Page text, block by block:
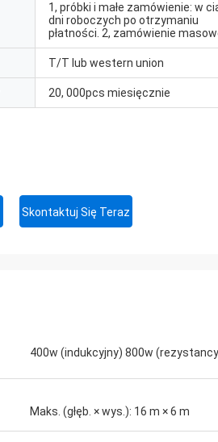
1, próbki i małe zamówienie: w
dni roboczych po otrzymaniu
płatności. 2, zamówienie
T/T lub western union
20, 000pcs miesięcznie
Skontaktuj Się Teraz
400w (indukcyjny) 800w
Maks. (głęb. × wys.): 16 m × 6 m